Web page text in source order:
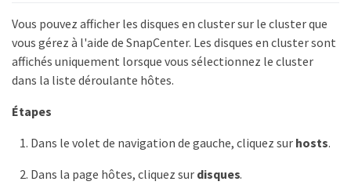
Vous pouvez afficher les disques en cluster sur le cluster que
vous gérez à l'aide de SnapCenter. Les disques en cluster sont
affichés uniquement lorsque vous sélectionnez le cluster
dans la liste déroulante hôtes.
Étapes
Dans le volet de navigation de gauche, cliquez sur hosts.
Dans la page hôtes, cliquez sur disques.